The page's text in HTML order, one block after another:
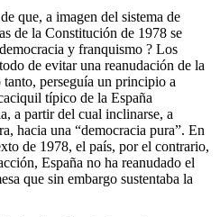
que, a imagen del sistema de
de la Constitución de 1978 se
y franquismo ? Los
de evitar una reanudación de la
perseguía un principio a
típico de la España
a partir del cual inclinarse, a
hacia una “democracia pura”. En
de 1978, el país, por el contrario,
España no ha reanudado el
que sin embargo sustentaba la